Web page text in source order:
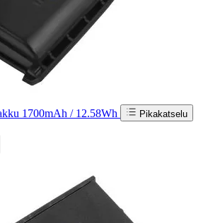
1700mAh / 12.58Wh Pikakatselu